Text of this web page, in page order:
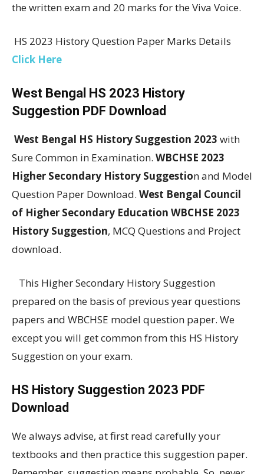
the written exam and 20 marks for the Viva Voice.
HS 2023 History Question Paper Marks Details
Click Here
West Bengal HS 2023 History
Suggestion PDF Download
West Bengal HS History Suggestion 2023 with
Sure Common in Examination. WBCHSE 2023
Higher Secondary History Suggestion and Model
Question Paper Download. West Bengal Council
of Higher Secondary Education WBCHSE 2023
History Suggestion, MCQ Questions and Project
download.
This Higher Secondary History Suggestion
prepared on the basis of previous year questions
papers and WBCHSE model question paper. We
except you will get common from this HS History
Suggestion on your exam.
HS History Suggestion 2023 PDF
Download
We always advise, at first read carefully your
textbooks and then practice this suggestion paper.